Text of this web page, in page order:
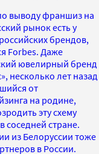
выводу франшиз на
рынок есть у
брендов,
Forbes. Даже
ювелирный бренд
несколько лет назад
от
на родине,
эту схему
соседней стране.
из Белоруссии тоже
в России.